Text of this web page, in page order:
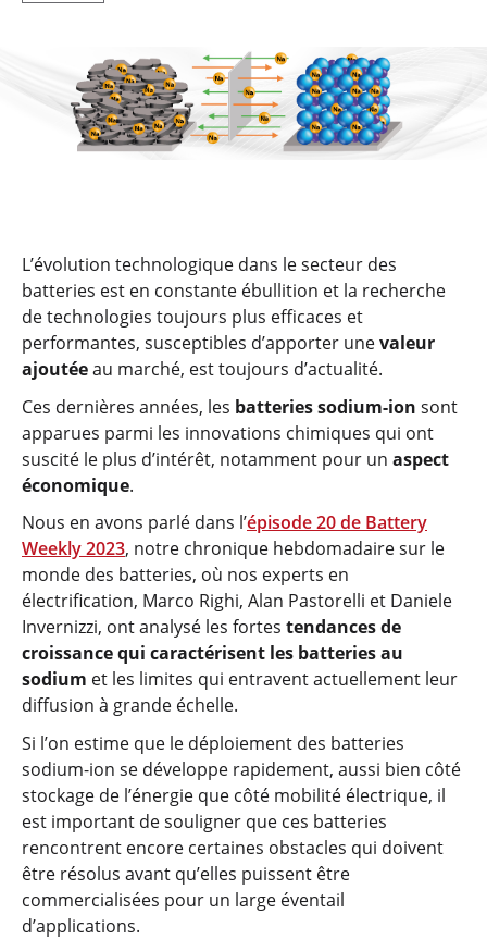
L’évolution technologique dans le secteur des
batteries est en constante ébullition et la recherche
de technologies toujours plus efficaces et
performantes, susceptibles d’apporter unevaleur
ajoutéeau marché, est toujours d’actualité.
Ces dernières années, les batteries sodium-ion sont
apparues parmi les innovations chimiques qui ont
suscité le plus d’intérêt, notamment pour un aspect
économique.
Nous en avons parlé dans l’épisode 20 de Battery
Weekly 2023, notre chronique hebdomadaire sur le
monde des batteries, où nos experts en
électrification, Marco Righi, Alan Pastorelli et Daniele
Invernizzi, ont analysé les fortes tendances de
croissance qui caractérisent les batteries au
sodium et les limites qui entravent actuellement leur
diffusion à grande échelle.
Si l’on estime que le déploiement des batteries
sodium-ion se développe rapidement, aussi bien côté
stockage de l’énergie que côté mobilité électrique, il
est important de souligner que ces batteries
rencontrent encore certaines obstacles qui doivent
être résolus avant qu’elles puissent être
commercialisées pour un large éventail
d’applications.